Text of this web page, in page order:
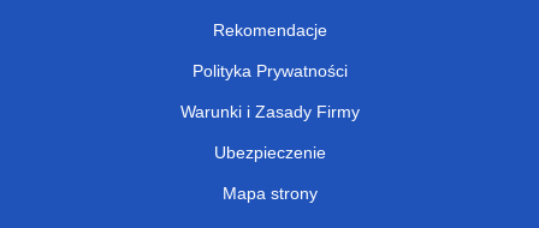
Rekomendacje
Polityka Prywatności
Warunki i Zasady Firmy
Ubezpieczenie
Mapa strony